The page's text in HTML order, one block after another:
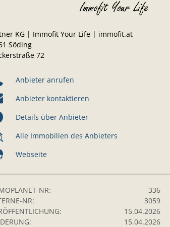
KG | Immofit Your Life | immofit.at
Söding
72
Anbieter anrufen
Anbieter kontaktieren
Details über Anbieter
Alle Immobilien des Anbieters
Webseite
NR:
336
NR:
3059
15.04.2026
15.04.2026